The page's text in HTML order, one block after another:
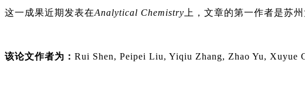
这一成果近期发表在Analytical Chemistry 上，文章的第一作者是苏
该论文作者为： Rui Shen, Peipei Liu, Yiqiu Zhang, Zhao Yu, Xuyue